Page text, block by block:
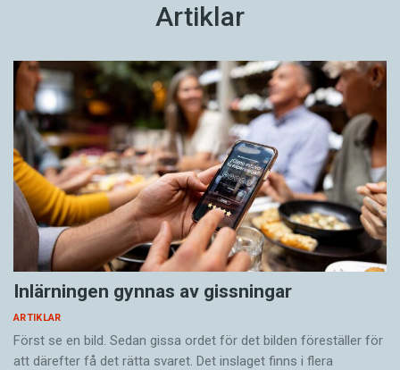
Artiklar
Inlärningen gynnas av gissningar
ARTIKLAR
Först se en bild. Sedan gissa ordet för det bilden föreställer för
att därefter få det rätta svaret. Det inslaget finns i flera